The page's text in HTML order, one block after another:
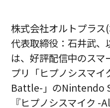
株式会社オルトプラス
代表取締役：石井武、
は、好評配信中のスマ
プリ「ヒプノシスマ
Battle-」のNintendo
『ヒプノシスマイク